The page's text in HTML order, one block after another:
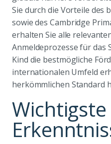
Sie durch die Vorteile des
sowie des Cambridge
erhalten Sie alle
Anmeldeprozesse für das
Kind die bestmögliche
internationalen Umfeld
herkömmlichen Standard
Wichtigste